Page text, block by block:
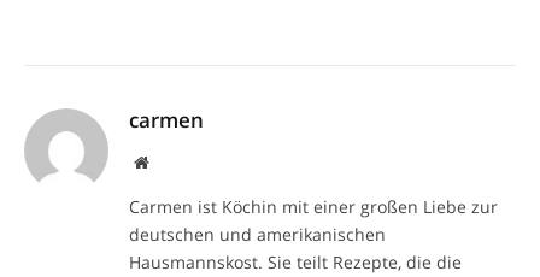
carmen
Website
Carmen ist Köchin mit einer großen Liebe zur
deutschen und amerikanischen
Hausmannskost. Sie teilt Rezepte, die die